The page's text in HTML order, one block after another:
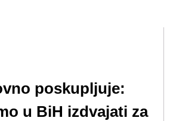
poskupljuje:
u BiH izdvajati za